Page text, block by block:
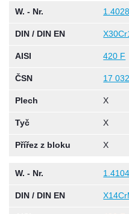
W. - Nr. 1.4028
DIN / DIN EN
AISI 420 F
ČSN 17 032
Plech X
Tyč X
Přířez z bloku X
W. - Nr. 1.4104
DIN / DIN EN